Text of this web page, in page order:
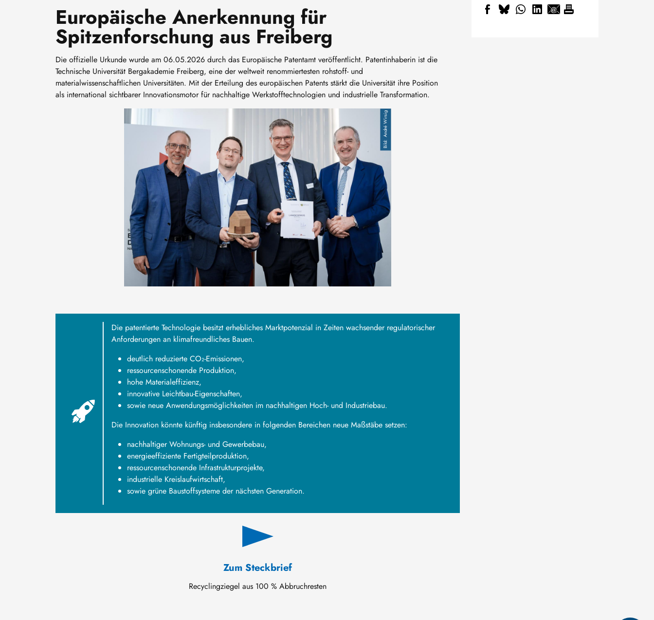
Bild André Wirsig
Europäische Anerkennung für
Spitzenforschung aus Freiberg
Die offizielle Urkunde wurde am 06.05.2026 durch das Europäische Patentamt veröffentlicht. Patentinhaberin ist die
Technische Universität Bergakademie Freiberg, eine der weltweit renommiertesten rohstoff- und
materialwissenschaftlichen Universitäten. Mit der Erteilung des europäischen Patents stärkt die Universität ihre Position
als international sichtbarer Innovationsmotor für nachhaltige Werkstofftechnologien und industrielle Transformation.
Die patentierte Technologie besitzt erhebliches Marktpotenzial in Zeiten wachsender regulatorischer
Anforderungen an klimafreundliches Bauen.
deutlich reduzierte CO₂-Emissionen,
ressourcenschonende Produktion,
hohe Materialeffizienz,
innovative Leichtbau-Eigenschaften,
sowie neue Anwendungsmöglichkeiten im nachhaltigen Hoch- und Industriebau.
Die Innovation könnte künftig insbesondere in folgenden Bereichen neue Maßstäbe setzen:
nachhaltiger Wohnungs- und Gewerbebau,
energieeffiziente Fertigteilproduktion,
ressourcenschonende Infrastrukturprojekte,
industrielle Kreislaufwirtschaft,
sowie grüne Baustoffsysteme der nächsten Generation.
Zum Steckbrief
Recyclingziegel aus 100 % Abbruchresten